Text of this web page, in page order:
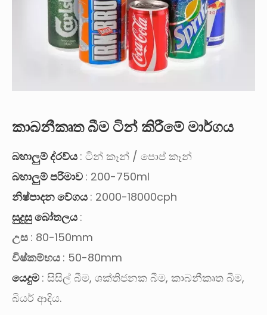
කාබනීකෘත බීම ටින් කිරීමේ මාර්ගය
බහාලුම් ද්රව්ය : ටින් කෑන් / පොප් කෑන්
බහාලුම් පරිමාව : 200-750ml
නිෂ්පාදන වේගය : 2000-18000cph
සුදුසු බෝතලය :
උස : 80-150mm
විෂ්කම්භය : 50-80mm
යෙදුම : සිසිල් බීම, ශක්තිජනක බීම, කාබනීකෘත බීම,
බියර් ආදිය.